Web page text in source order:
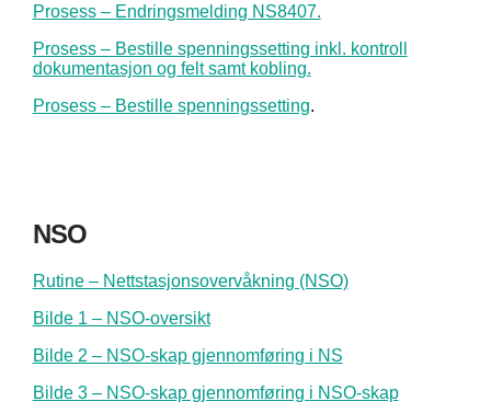
Prosess – Endringsmelding NS8407.
Prosess – Bestille spenningssetting inkl. kontroll
dokumentasjon og felt samt kobling.
Prosess – Bestille spenningssetting.
NSO
Rutine – Nettstasjonsovervåkning (NSO)
Bilde 1 – NSO-oversikt
Bilde 2 – NSO-skap gjennomføring i NS
Bilde 3 – NSO-skap gjennomføring i NSO-skap